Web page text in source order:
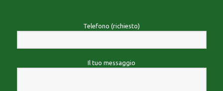
Telefono (richiesto)
Il tuo messaggio